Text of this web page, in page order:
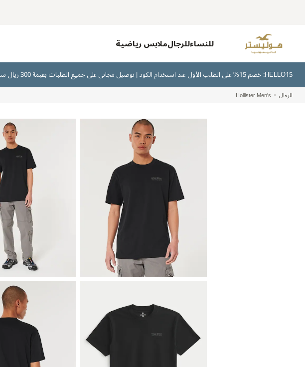
للنساءللرجالملابس رياضية
HELLO15: خصم 15% على الطلب الأول عند استخدام الكود | توصيل مجاني على جميع الطلبات بقيمة 300 ريال سعودي أو أكثر | اشترِ الآن وادفع لاحقًا عبر تابي وتمارا
للرجال Hollister Men's